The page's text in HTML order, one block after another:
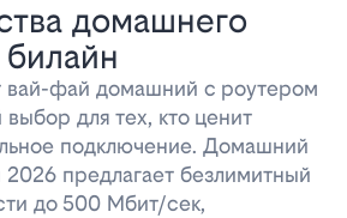
домашнего
вай-фай домашний с роутером
для тех, кто ценит
подключение. Домашний
2026 предлагает безлимитный
до 500 Мбит/сек,